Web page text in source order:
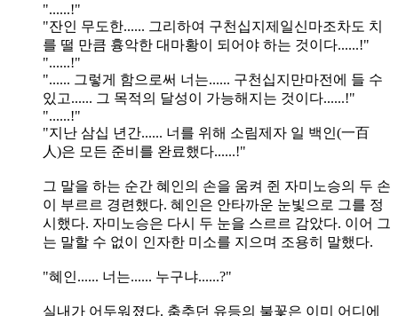
"......!"
"잔인 무도한...... 그리하여 구천십지제일신마조차도 치
를 떨 만큼 흉악한 대마황이 되어야 하는 것이다......!"
"......!"
"...... 그렇게 함으로써 너는...... 구천십지만마전에 들 수
있고...... 그 목적의 달성이 가능해지는 것이다......!"
"......!"
"지난 삼십 년간...... 너를 위해 소림제자 일 백인(一百
人)은 모든 준비를 완료했다......!"
그 말을 하는 순간 혜인의 손을 움켜 쥔 자미노승의 두 손
이 부르르 경련했다. 혜인은 안타까운 눈빛으로 그를 정
시했다. 자미노승은 다시 두 눈을 스르르 감았다. 이어 그
는 말할 수 없이 인자한 미소를 지으며 조용히 말했다.
"혜인...... 너는...... 누구냐......?"
실내가 어두워졌다. 춤추던 유등의 불꽃은 이미 어디에